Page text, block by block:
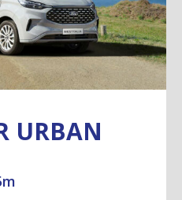
URBAN